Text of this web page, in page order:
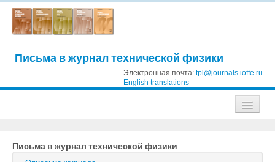
Письма в журнал технической физики
Электронная почта: tpl@journals.ioffe.ru
English translations
Журнал технической физики
Письма в журнал технической физики